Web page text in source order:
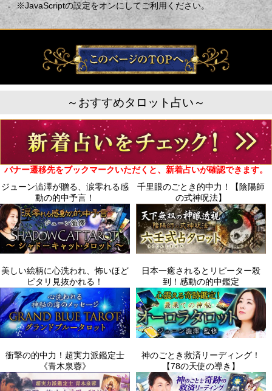
※JavaScriptの設定をオンにしてご利用ください。